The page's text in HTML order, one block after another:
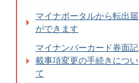
マイナポータルから転出届
ができます
マイナンバーカード券面記
載事項変更の手続きについ
て